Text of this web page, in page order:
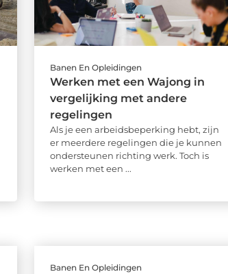
Banen En Opleidingen
Werken met een Wajong in
vergelijking met andere
regelingen
Als je een arbeidsbeperking hebt, zijn
er meerdere regelingen die je kunnen
ondersteunen richting werk. Toch is
werken met een ...
Banen En Opleidingen